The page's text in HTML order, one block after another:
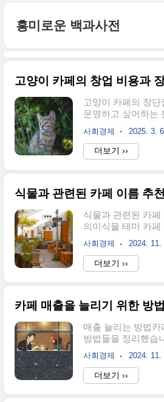
흥미로운 백과사전
고양이 카페의 창업 비용과
고양이 카페의 장
운영하고 싶어하는
만 고양이가 거주?
는 상당히 다른 법
도 만만치 않다는
습니다. 오늘은 고
편차가 심하기 때문
내용은 구청(군청)
다. 1. 고양이 카페
카페는 단순한 일반
련 시설로도 간주되
건을 충족해야 합
사회경제 2025. 3. 6.
더보기 ››
식물과 관련된 카페 이름 추천
식물과 관련된 카
의미식물 테마 카페
과 따뜻함, 그리고
내야 합니다. 이름
철학과 독창적인
니다. 식물 카페는
명과 더불어 세부
브리즈 (Green
이 스치는 느낌을
선함과 자유로움을
한 식물이 바람에
실내 장식.자연을
사회경제 2024. 11.
더보기 ››
카페 매출을 늘리기 위한 방
매출 늘리는 방법
방법들을 정리했습
방법들은 어떤면에
있지만 원론적인
늘리는 방법은 의
페 매출을 올리기
사회경제 2024. 11.
더보기 ››